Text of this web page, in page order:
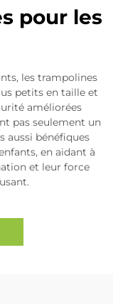
pour les
les trampolines
petits en taille et
améliorées
pas seulement un
aussi bénéfiques
en aidant à
et leur force